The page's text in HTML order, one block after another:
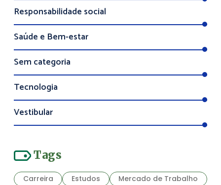
Responsabilidade social
Saúde e Bem-estar
Sem categoria
Tecnologia
Vestibular
Tags
Carreira Estudos
Mercado de Trabalho